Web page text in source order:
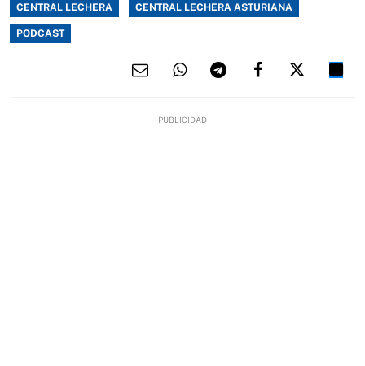
CENTRAL LECHERA CENTRAL LECHERA ASTURIANA
PODCAST